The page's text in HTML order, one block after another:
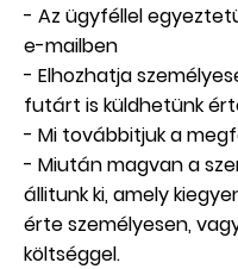
- Az ügyféllel
e-mailben
- Elhozhatja
futárt is küldhetünk
- Mi továbbitjuk a
- Miután magvan a
állitunk ki, amely
érte személyesen,
költséggel.